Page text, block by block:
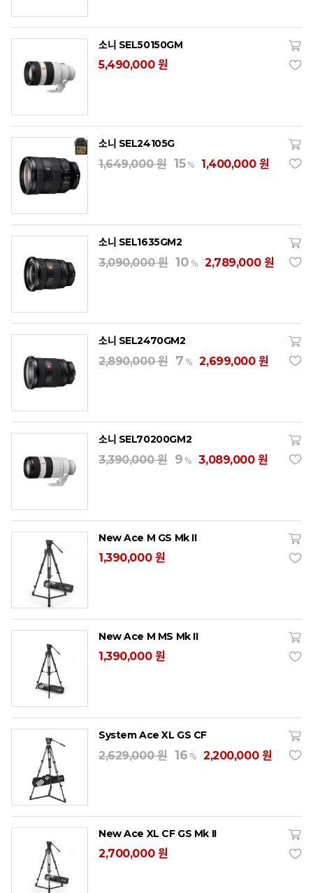
소니 SEL50150GM
5,490,000 원
소니 SEL24105G
1,649,000 원 15% 1,400,000 원
소니 SEL1635GM2
3,090,000 원 10 % 2,789,000 원
소니 SEL2470GM2
2,890,000 원 7 % 2,699,000 원
소니 SEL70200GM2
3,390,000 원 9 % 3,089,000 원
New Ace M GS Mk II
1,390,000 원
New Ace M MS Mk II
1,390,000 원
System Ace XL GS CF
2,629,000 원 16 % 2,200,000 원
New Ace XL CF GS Mk II
2,700,000 원